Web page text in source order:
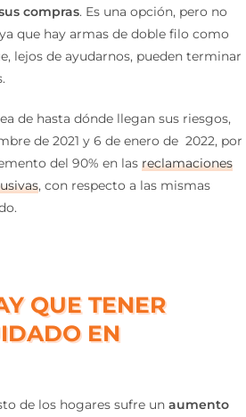
compras. Es una opción, pero no
que hay armas de doble filo como
lejos de ayudarnos, pueden terminar
de hasta dónde llegan sus riesgos,
de 2021 y 6 de enero de 2022, por
del 90% en las reclamaciones
, con respecto a las mismas
QUE TENER
EN
de los hogares sufre un aumento